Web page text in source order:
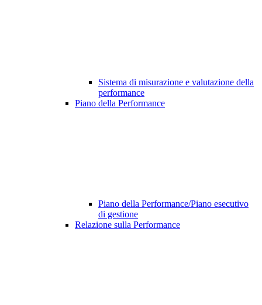
Sistema di misurazione e valutazione della
performance
Piano della Performance
Piano della Performance/Piano esecutivo
di gestione
Relazione sulla Performance